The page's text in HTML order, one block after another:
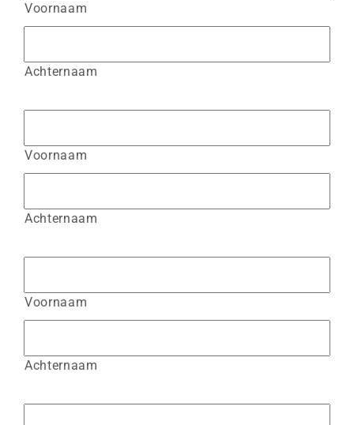
Voornaam
Achternaam
Voornaam
Achternaam
Voornaam
Achternaam